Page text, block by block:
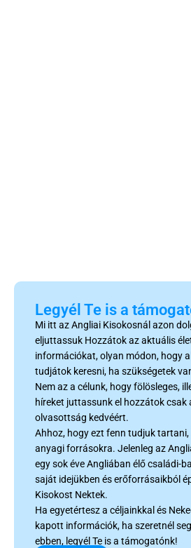
Legyél Te is a
Mi itt az Angliai Kisokosnál azon
eljuttassuk Hozzátok az aktuális
információkat, olyan módon, hogy
tudjátok keresni, ha szükségetek
Nem az a célunk, hogy fölösleges,
híreket juttassunk el hozzátok csak
olvasottság kedvéért.
Ahhoz, hogy ezt fenn tudjuk
anyagi forrásokra. Jelenleg az
egy sok éve Angliában élő családi-
saját idejükben és erőforrásaikból
Kisokost Nektek.
Ha egyetértesz a céljainkkal és
kapott információk, ha szeretnél
ebben, legyél Te is a támogatónk!